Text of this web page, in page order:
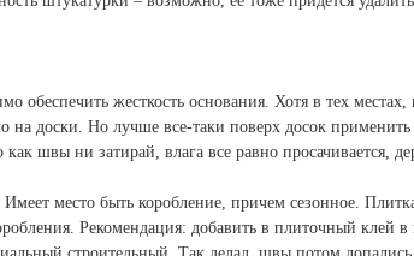
обеспечить жесткость основания. Хотя в тех
на доски. Но лучше все-таки поверх досок применить
швы ни затирай, влага все равно просачивается,
место быть коробление, причем сезонное.
Рекомендация: добавить в плиточный клей в